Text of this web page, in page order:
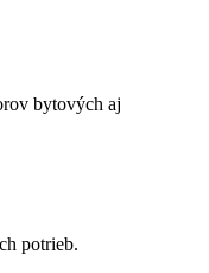
bytových aj
potrieb.